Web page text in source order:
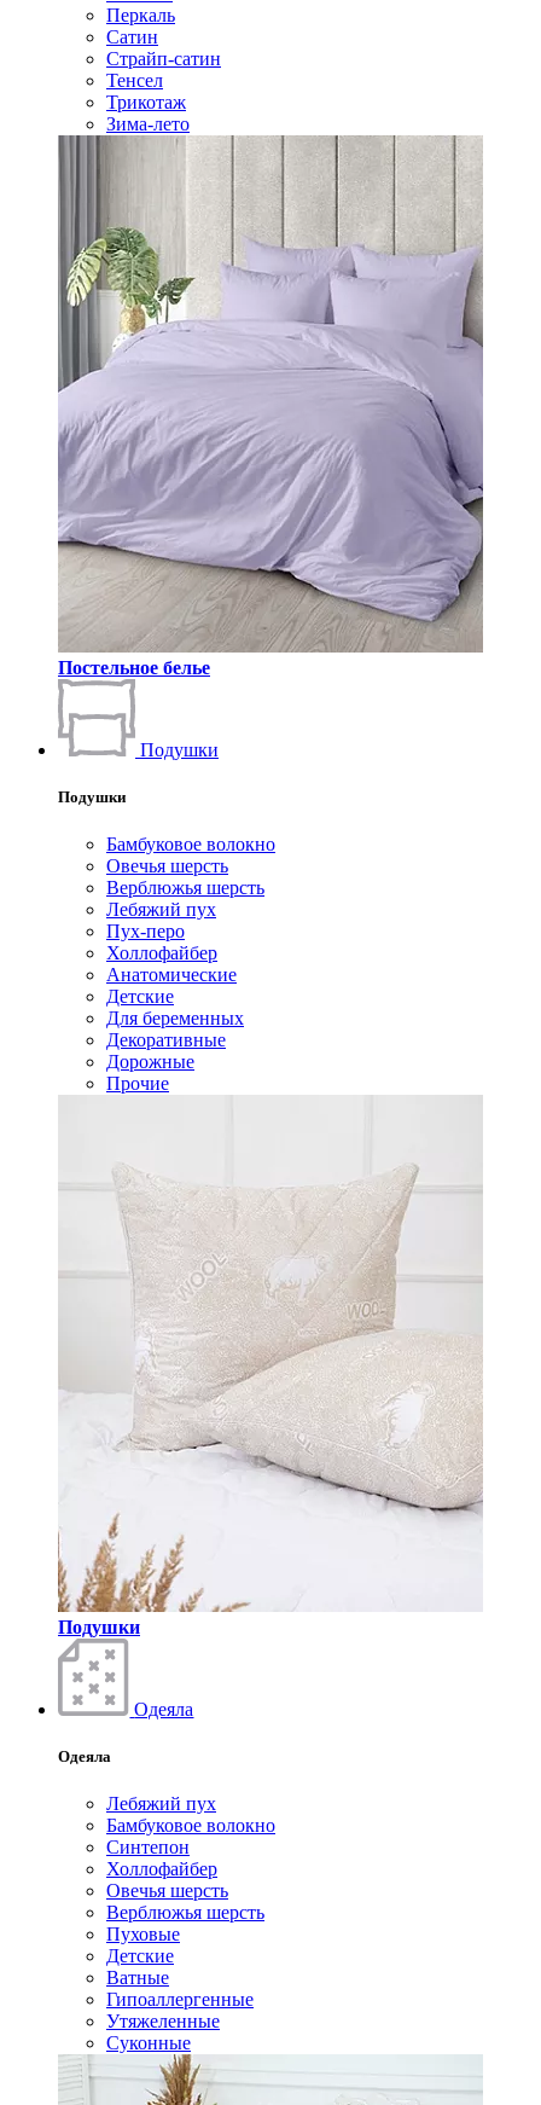
Перкаль
Сатин
Страйп-сатин
Тенсел
Трикотаж
Зима-лето
Постельное белье
Подушки
Подушки
Бамбуковое волокно
Овечья шерсть
Верблюжья шерсть
Лебяжий пух
Пух-перо
Холлофайбер
Анатомические
Детские
Для беременных
Декоративные
Дорожные
Прочие
Подушки
Одеяла
Одеяла
Лебяжий пух
Бамбуковое волокно
Синтепон
Холлофайбер
Овечья шерсть
Верблюжья шерсть
Пуховые
Детские
Ватные
Гипоаллергенные
Утяжеленные
Суконные